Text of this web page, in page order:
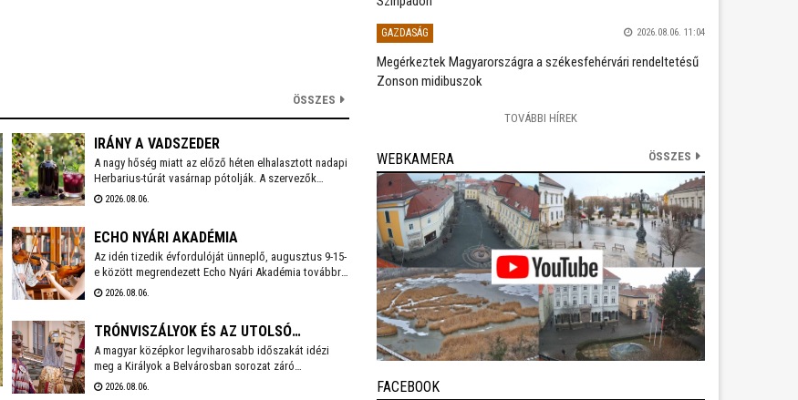
ÖSSZES
IRÁNY A VADSZEDER
A nagy hőség miatt az előző héten elhalasztott nadapi
Herbarius-túrát vasárnap pótolják. A szervezők
augusztus 9-én várnak mindenkit, aki szívesen
Lencsés Rita gyógynövényszakértő vezetésével. A
túra Nadapról indul, a részvételhez ezúttal is előzetes
bejelentkezést kérnek a szokásos elérhetőségeken.
2026.08.06.
ECHO NYÁRI AKADÉMIA
Az idén tizedik évfordulóját ünneplő, augusztus 9-15-
e között megrendezett Echo Nyári Akadémia továbbra
is sokkal többet kínál, mint egy hagyományos zenei
történő elvonulásnak köszönhetően az Akadémia
egyedülálló találkozási pontja a művésztanároknak, a
fiatal zenészeknek és a közönségnek.
2026.08.06.
TRÓNVISZÁLYOK ÉS AZ UTOLSÓ
ARANYÁG
A magyar középkor legviharosabb időszakát idézi
meg a Királyok a Belvárosban sorozat záró
felvonulása, mely a nagy hőség miatt a szokásosnál
2026.08.06.
GAZDASÁG 2026.08.06. 11:04
Megérkeztek Magyarországra a székesfehérvári rendeltetésű
Zonson midibuszok
TOVÁBBI HÍREK
WEBKAMERA ÖSSZES
FACEBOOK